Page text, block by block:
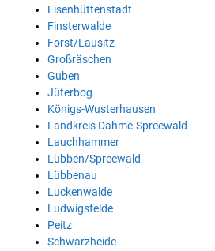
Eisenhüttenstadt
Finsterwalde
Forst/Lausitz
Großräschen
Guben
Jüterbog
Königs-Wusterhausen
Landkreis Dahme-Spreewald
Lauchhammer
Lübben/Spreewald
Lübbenau
Luckenwalde
Ludwigsfelde
Peitz
Schwarzheide